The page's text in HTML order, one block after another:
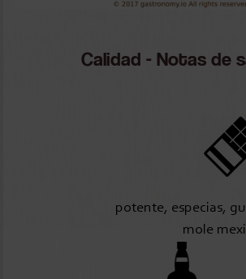
Calidad - Notas de
potente, especias,
mole